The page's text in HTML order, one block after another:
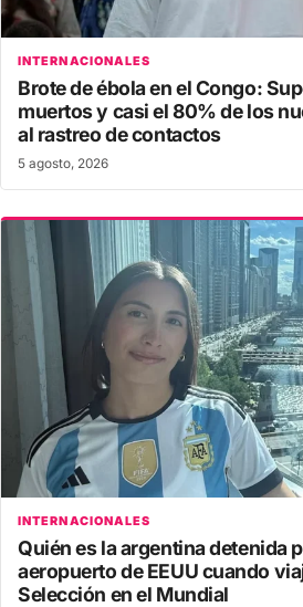
INTERNACIONALES
Brote de ébola en el Congo:
muertos y casi el 80% de los
al rastreo de contactos
5 agosto, 2026
INTERNACIONALES
Quién es la argentina detenida
aeropuerto de EEUU cuando
Selección en el Mundial